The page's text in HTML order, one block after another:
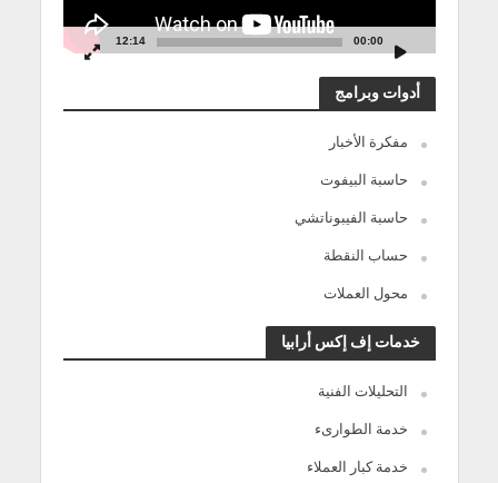
00:00
12:14
أدوات وبرامج
مفكرة الأخبار
حاسبة البيفوت
حاسبة الفيبوناتشي
حساب النقطة
محول العملات
خدمات إف إكس أرابيا
التحليلات الفنية
خدمة الطوارىء
خدمة كبار العملاء